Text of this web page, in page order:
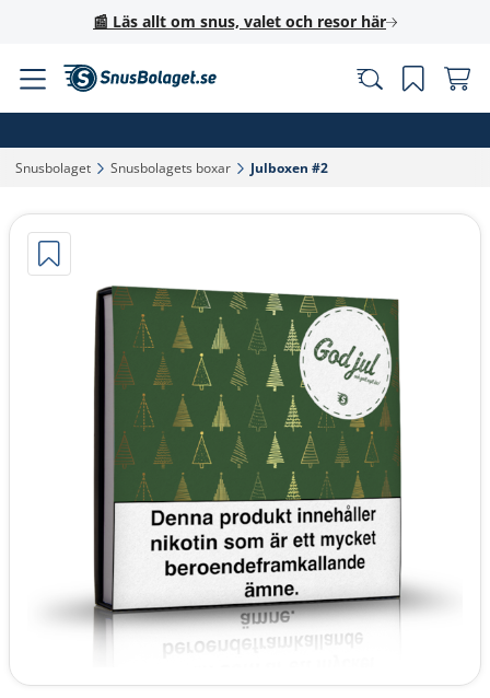
📰 Läs allt om snus, valet och resor här
Snusbolaget‎ Snusbolagets boxar‎ Julboxen #2‎